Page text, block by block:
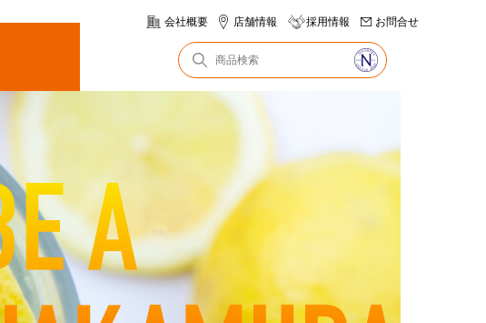
会社概要 店舗情報 採用情報 お問合せ